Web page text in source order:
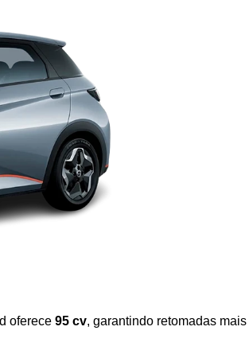
oferece 95 cv, garantindo retomadas